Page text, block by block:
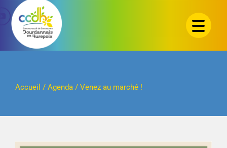
Passer
contenu
Accueil / Agenda/ Venez au marché !